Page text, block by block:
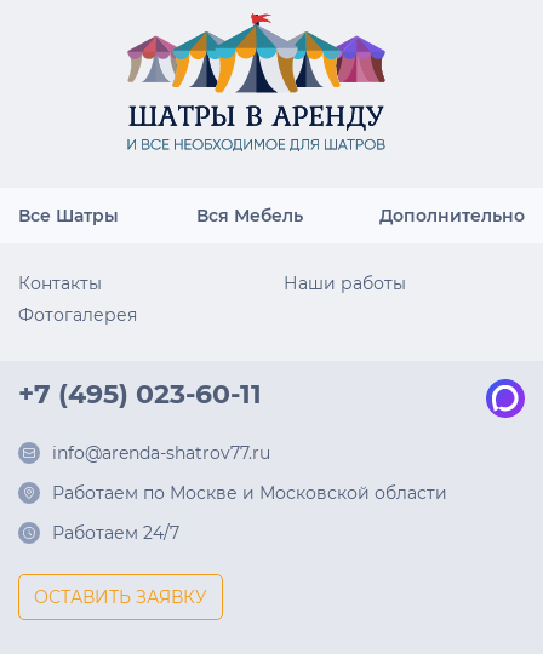
Все Шатры Вся Мебель Дополнительно
Контакты
Наши работы
Фотогалерея
+7 (495) 023-60-11
info@arenda-shatrov77.ru
Работаем по Москве и Московской области
Работаем 24/7
ОСТАВИТЬ ЗАЯВКУ